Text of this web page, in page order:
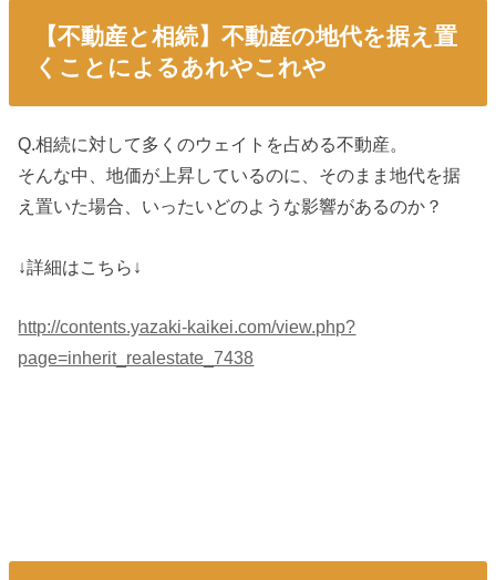
【不動産と相続】不動産の地代を据え置
くことによるあれやこれや
Q.相続に対して多くのウェイトを占める不動産。
そんな中、地価が上昇しているのに、そのまま地代を据
え置いた場合、いったいどのような影響があるのか？
↓詳細はこちら↓
http://contents.yazaki-kaikei.com/view.php?
page=inherit_realestate_7438